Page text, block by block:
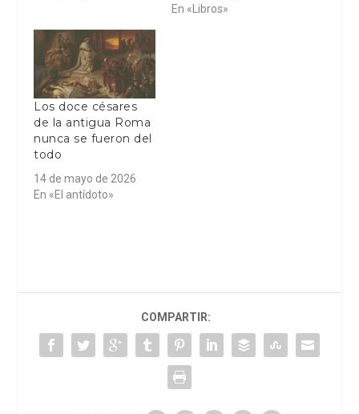
En «Libros»
Los doce césares
de la antigua Roma
nunca se fueron del
todo
14 de mayo de 2026
En «El antídoto»
COMPARTIR: